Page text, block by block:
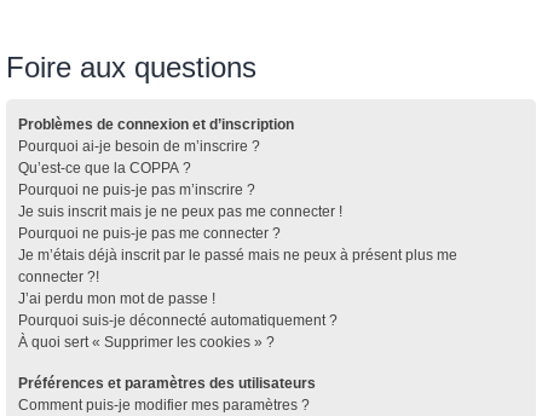
Foire aux questions
Problèmes de connexion et d’inscription
Pourquoi ai-je besoin de m’inscrire ?
Qu’est-ce que la COPPA ?
Pourquoi ne puis-je pas m’inscrire ?
Je suis inscrit mais je ne peux pas me connecter !
Pourquoi ne puis-je pas me connecter ?
Je m’étais déjà inscrit par le passé mais ne peux à présent plus me
connecter ?!
J’ai perdu mon mot de passe !
Pourquoi suis-je déconnecté automatiquement ?
À quoi sert « Supprimer les cookies » ?
Préférences et paramètres des utilisateurs
Comment puis-je modifier mes paramètres ?